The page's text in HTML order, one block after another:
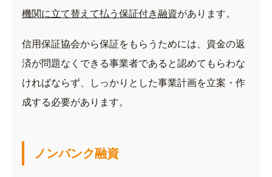
機関に立て替えて払う保証付き融資があります。
信用保証協会から保証をもらうためには、資金の返
済が問題なくできる事業者であると認めてもらわな
ければならず、しっかりとした事業計画を立案・作
成する必要があります。
ノンバンク融資